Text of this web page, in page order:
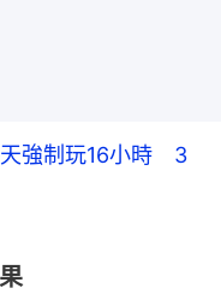
強制玩16小時 3